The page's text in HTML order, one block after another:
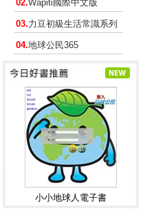
02.Wapiti國際中文版
03.力豆初級生活常識系列
04.地球公民365
小小地球人電子書